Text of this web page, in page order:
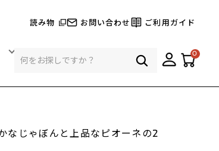
読み物 お問い合わせ ご利用ガイド
0
なじゃぼんと上品なピオーネの2